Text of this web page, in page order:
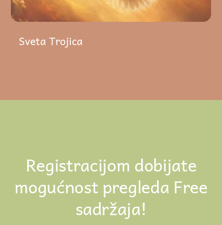
Sveta Trojica
Registracijom dobijate
mogućnost pregleda Free
sadržaja!